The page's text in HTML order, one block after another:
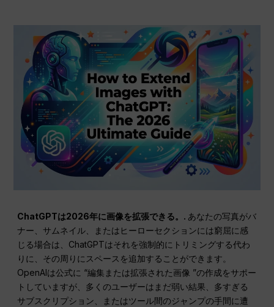
ChatGPTは2026年に画像を拡張できる。. あなたの写真がバ
ナー、サムネイル、またはヒーローセクションには窮屈に感
じる場合は、ChatGPTはそれを強制的にトリミングする代わ
りに、その周りにスペースを追加することができます。
OpenAIは公式に “編集または拡張された画像 ”の作成をサポー
トしていますが、多くのユーザーはまだ弱い結果、多すぎる
サブスクリプション、またはツール間のジャンプの手間に遭